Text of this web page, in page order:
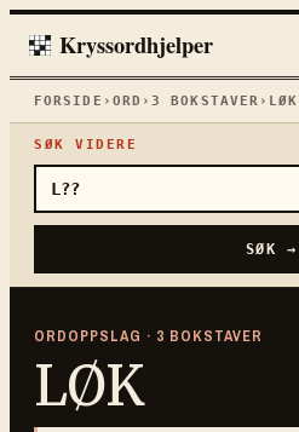
Kryssordhjelper
FORSIDE › ORD ›3 BOKSTAVER › LØK
SØK VIDERE
SØK →
ORDOPPSLAG · 3 BOKSTAVER
LØK